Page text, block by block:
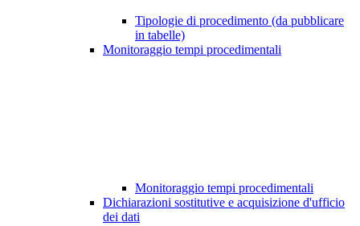
Tipologie di procedimento (da pubblicare
in tabelle)
Monitoraggio tempi procedimentali
Monitoraggio tempi procedimentali
Dichiarazioni sostitutive e acquisizione d'ufficio
dei dati